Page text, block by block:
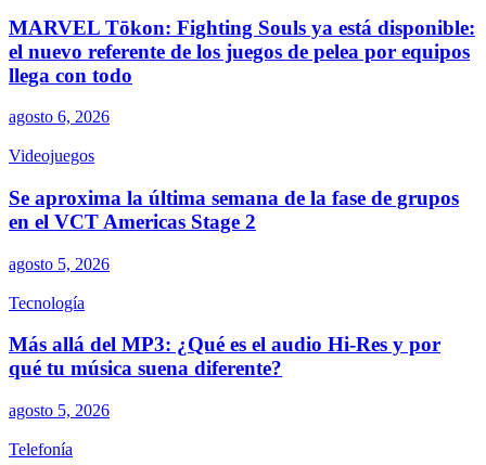
MARVEL Tōkon: Fighting Souls ya está disponible:
el nuevo referente de los juegos de pelea por equipos
llega con todo
agosto 6, 2026
Videojuegos
Se aproxima la última semana de la fase de grupos
en el VCT Americas Stage 2
agosto 5, 2026
Tecnología
Más allá del MP3: ¿Qué es el audio Hi-Res y por
qué tu música suena diferente?
agosto 5, 2026
Telefonía